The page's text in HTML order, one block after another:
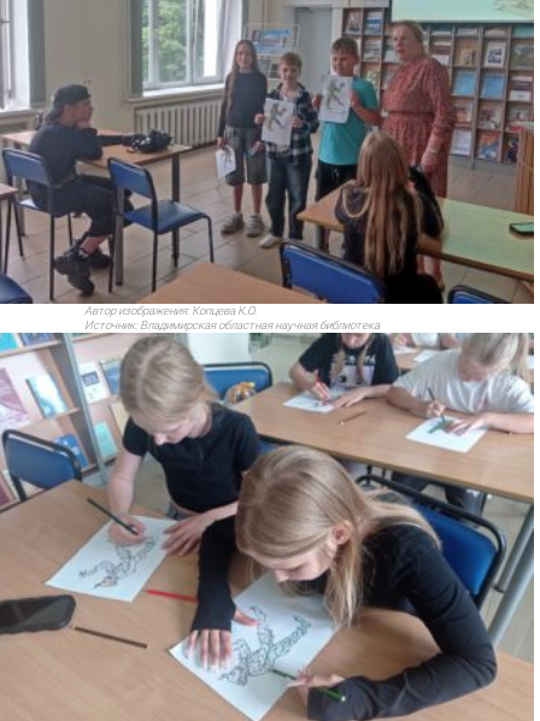
Автор изображения:Копцева К.О.
Источник:Владимирская областная научная библиотека